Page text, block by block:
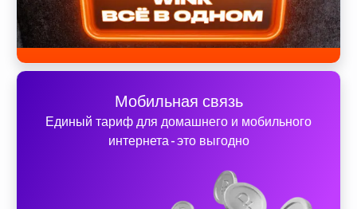
Мобильная связь
Единый тариф для домашнего и мобильного
интернета - это выгодно